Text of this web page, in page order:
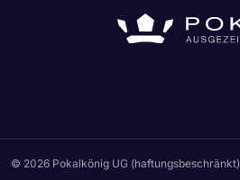
© 2026 Pokalkönig UG (haftungsbeschränkt)